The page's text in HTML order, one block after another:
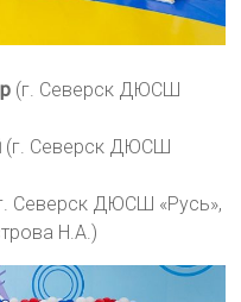
(г. Северск ДЮСШ
(г. Северск ДЮСШ
Северск ДЮСШ «Русь»,
Н.А.)